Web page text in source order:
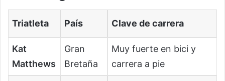
Triatleta País Clave de carrera
Kat
Matthews
Gran
Bretaña
Muy fuerte en bici y
carrera a pie